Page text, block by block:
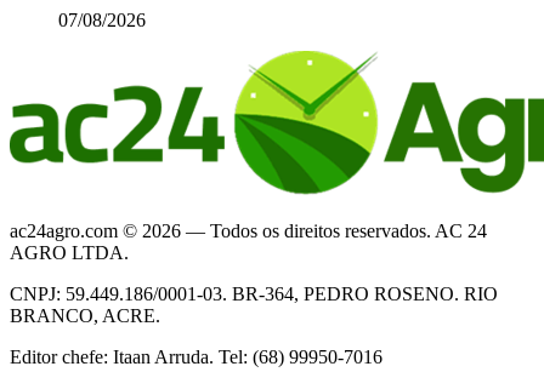
07/08/2026
ac24agro.com © 2026 — Todos os direitos reservados. AC 24
AGRO LTDA.
CNPJ: 59.449.186/0001-03. BR-364, PEDRO ROSENO. RIO
BRANCO, ACRE.
Editor chefe: Itaan Arruda. Tel: (68) 99950-7016